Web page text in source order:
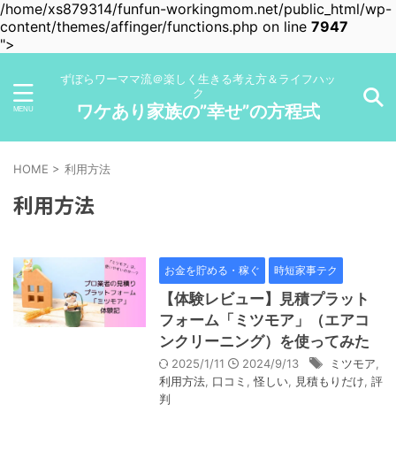
/home/xs879314/funfun-workingmom.net/public_html/wp-
content/themes/affinger/functions.php on line 7947
">
ずぼらワーママ流＠楽しく生きる考え方＆ライフハッ
ク
ワケあり家族の”幸せ”の方程式
HOME > 利用方法
利用方法
お金を貯める・稼ぐ 時短家事テク
【体験レビュー】見積プラット
フォーム「ミツモア」（エアコ
ンクリーニング）を使ってみた
2025/1/11 2024/9/13 ミツモア
利用方法 口コミ ,怪しい 見積もりだけ 評
判